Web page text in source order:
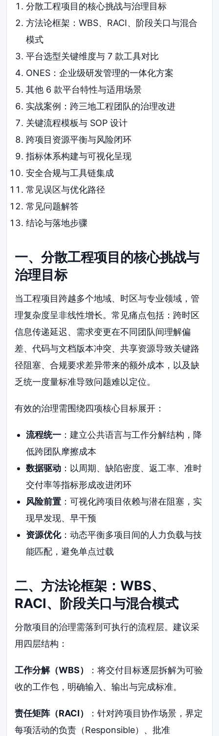
分散工程项目的核心挑战与治理目标
方法论框架：WBS、RACI、阶段关口与混合
模式
平台选型关键维度与 7 款工具对比
ONES：企业级研发管理的一体化方案
其他 6 款平台特性与适用场景
实战案例：跨三地工程团队的治理改进
关键流程模板与 SOP 设计
跨项目资源平衡与风险闭环
指标体系构建与可视化呈现
安全合规与工具链集成
常见误区与优化路径
常见问题解答
结论与落地步骤
一、分散工程项目的核心挑战与
治理目标
当工程项目跨越多个地域、时区与专业领域，管
理复杂度呈非线性增长。常见痛点包括：跨时区
信息传递延迟、需求变更在不同团队间理解偏
差、代码与文档版本冲突、共享资源导致关键路
径阻塞、合规要求差异带来的额外成本，以及缺
乏统一度量标准导致问题难以定位。
有效的治理需围绕四项核心目标展开：
流程统一：建立公共语言与工作分解结构，降
低跨团队摩擦成本
数据驱动：以周期、缺陷密度、返工率、准时
交付率等指标形成改进闭环
风险前置：可视化跨项目依赖与潜在阻塞，实
现早发现、早干预
资源优化：动态平衡多项目间的人力负载与技
能匹配，避免单点过载
二、方法论框架：WBS、
RACI、阶段关口与混合模式
分散项目的治理需落到可执行的流程层。建议采
用四层结构：
工作分解（WBS）
：将交付目标逐层拆解为可验
收的工作包，明确输入、输出与完成标准。
责任矩阵（RACI）
：针对跨项目协作场景，界定
每项活动的负责（Responsible）、批准